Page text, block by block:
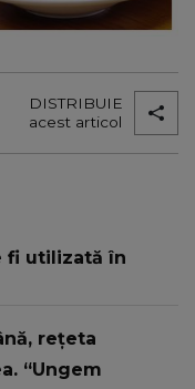
DISTRIBUIE
acest articol
fi utilizată în
rețeta
“Ungem